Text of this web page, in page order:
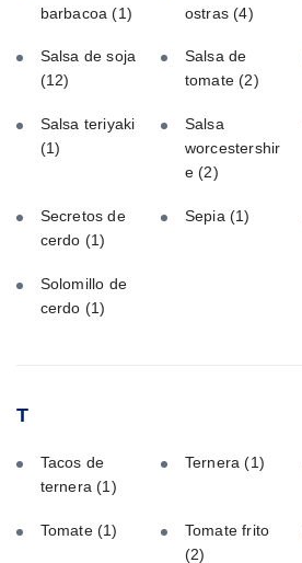
barbacoa(1)
ostras(4)
Salsa de soja
(12)
Salsa de
tomate(2)
Salsa teriyaki
(1)
Salsa
worcestershir
e(2)
Secretos de
cerdo (1)
Sepia (1)
Solomillo de
cerdo (1)
T
Tacos de
ternera(1)
Ternera(1)
Tomate (1)
Tomate frito
(2)